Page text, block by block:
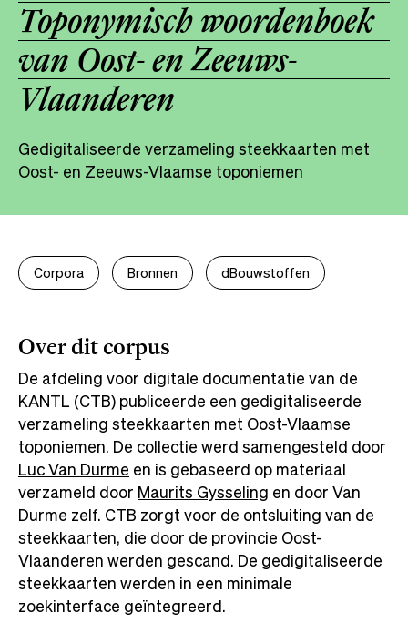
Toponymisch woordenboek
van Oost- en Zeeuws-
Vlaanderen
Gedigitaliseerde verzameling steekkaarten met
Oost- en Zeeuws-Vlaamse toponiemen
Corpora Bronnen dBouwstoffen
Over dit corpus
De afdeling voor digitale documentatie van de
KANTL (CTB) publiceerde een gedigitaliseerde
verzameling steekkaarten met Oost-Vlaamse
toponiemen. De collectie werd samengesteld door
Luc Van Durme en is gebaseerd op materiaal
verzameld door Maurits Gysseling en door Van
Durme zelf. CTB zorgt voor de ontsluiting van de
steekkaarten, die door de provincie Oost-
Vlaanderen werden gescand. De gedigitaliseerde
steekkaarten werden in een minimale
zoekinterface geïntegreerd.